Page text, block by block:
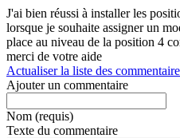
J'ai bien réussi à installer les
lorsque je souhaite assigner un
place au niveau de la position 4
merci de votre aide
Actualiser la liste des
Ajouter un commentaire
Nom (requis)
Texte du commentaire